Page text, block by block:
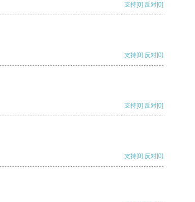
支持[0] 反对[0]
支持[0] 反对[0]
支持[0] 反对[0]
支持[0] 反对[0]